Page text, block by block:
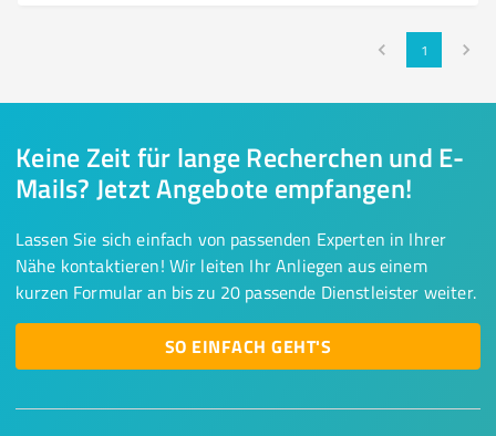
1
Keine Zeit für lange Recherchen und E-
Mails? Jetzt Angebote empfangen!
Lassen Sie sich einfach von passenden Experten in Ihrer
Nähe kontaktieren! Wir leiten Ihr Anliegen aus einem
kurzen Formular an bis zu 20 passende Dienstleister weiter.
SO EINFACH GEHT'S